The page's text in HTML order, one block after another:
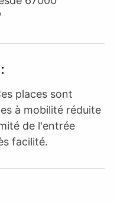
places sont
à mobilité réduite
de l'entrée
facilité.